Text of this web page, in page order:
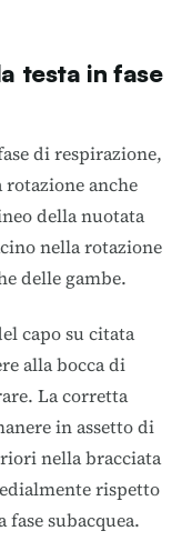
testa in fase
di respirazione,
anche
della nuotata
nella rotazione
delle gambe.
capo su citata
alla bocca di
La corretta
in assetto di
nella bracciata
rispetto
fase subacquea.